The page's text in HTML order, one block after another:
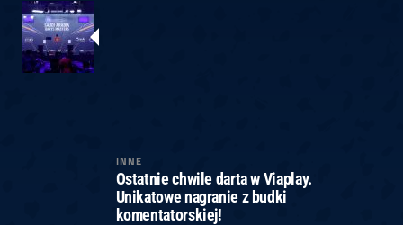
INNE
Ostatnie chwile darta w Viaplay.
Unikatowe nagranie z budki
komentatorskiej!